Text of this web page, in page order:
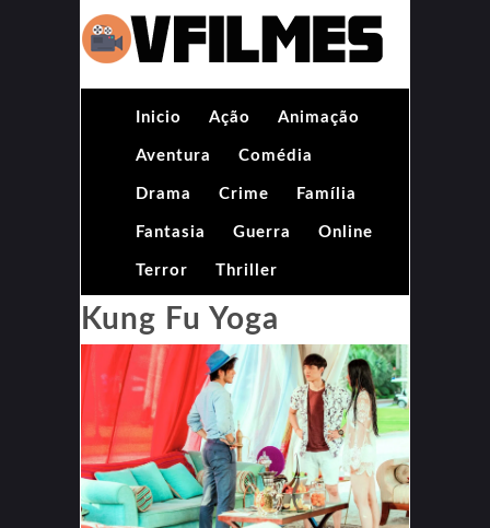
Inicio Ação Animação
Aventura Comédia
Drama Crime Família
Fantasia Guerra Online
Terror Thriller
Kung Fu Yoga